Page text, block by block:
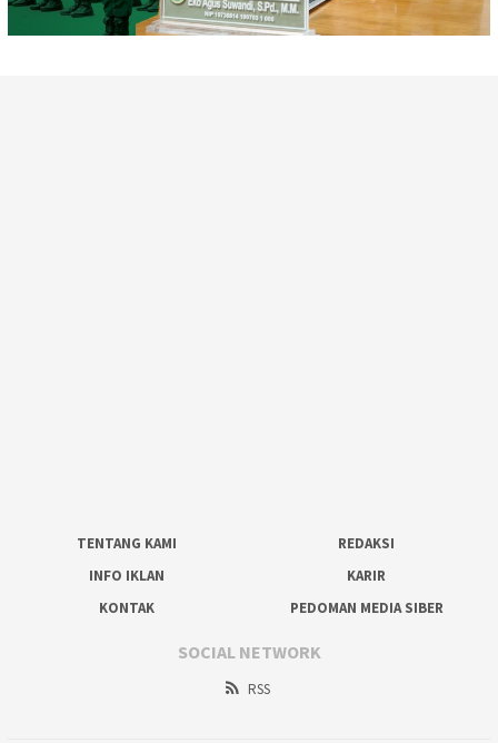
TENTANG KAMI
REDAKSI
INFO IKLAN
KARIR
KONTAK
PEDOMAN MEDIA SIBER
SOCIAL NETWORK
RSS